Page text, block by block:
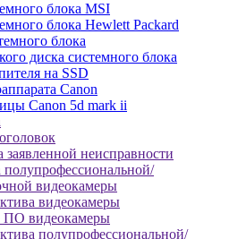
блока MSI
блока Hewlett Packard
блока
диска системного блока
на SSD
Canon
Canon 5d mark ii
заявленной неисправности
полупрофессиональной/
видеокамеры
видеокамеры
ПО видеокамеры
полупрофессиональной/